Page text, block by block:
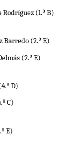
Rodríguez (1.º B)
Barredo (2.º E)
(2.º E)
D)
C)
E)